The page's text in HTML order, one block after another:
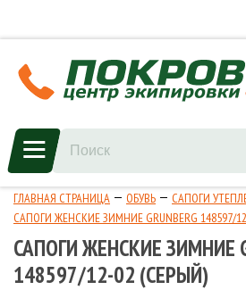
ГЛАВНАЯ СТРАНИЦА ОБУВЬ
САПОГИ
САПОГИ ЖЕНСКИЕ ЗИМНИЕ GRUNBERG 148597/
САПОГИ ЖЕНСКИЕ ЗИМНИЕ
148597/12-02 (СЕРЫЙ)